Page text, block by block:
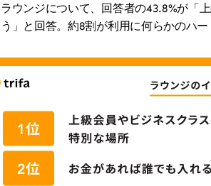
ウンジについて、回答者の43.8%が「
」と回答。約8割が利用に何らかのハ